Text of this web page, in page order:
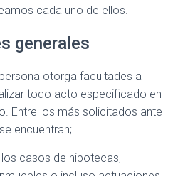
cada uno de ellos.
generales
otorga facultades a
todo acto especificado en
Entre los más solicitados ante
encuentran;
los casos de hipotecas,